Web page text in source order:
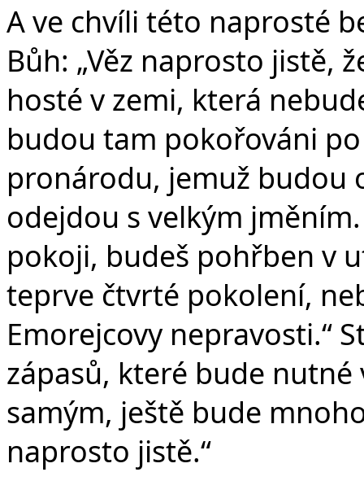
A ve chvíli této naprosté
Bůh: „Věz naprosto jistě,
hosté v zemi, která
budou tam pokořováni
pronárodu, jemuž budou
odejdou s velkým
pokoji, budeš pohřben v
teprve čtvrté pokolení,
Emorejcovy nepravosti.“
zápasů, které bude
samým, ještě bude
naprosto jistě.“